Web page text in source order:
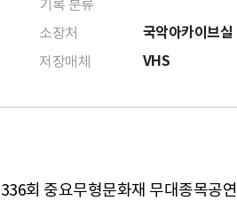
기록 분류
소장처 국악아카이브실
저장매체 VHS
회 중요무형문화재 무대종목공